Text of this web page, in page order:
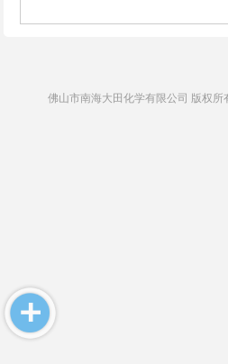
佛山市南海大田化学有限公司 版权所